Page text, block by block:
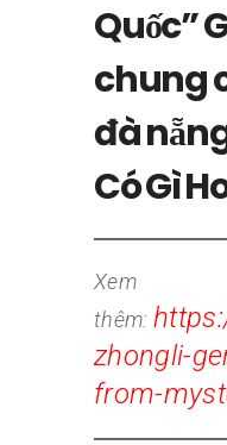
Quốc”
chung
đà
Có Gì
Xem
thêm:
zhongli-
from-